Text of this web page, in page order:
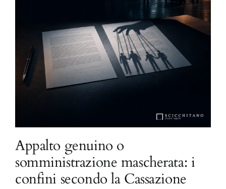
Appalto genuino o
somministrazione mascherata: i
confini secondo la Cassazione